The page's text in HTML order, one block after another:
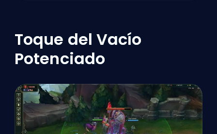
Toque del Vacío
Potenciado